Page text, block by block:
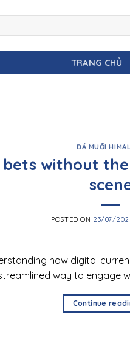
TRANG CHỦ
ĐÁ MUỐI
without the
POSTED ON 23/07/
how digital
way to engage
Continue